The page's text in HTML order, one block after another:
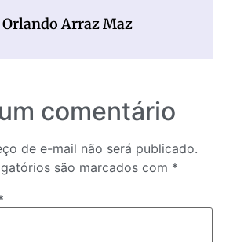
Orlando Arraz Maz
comentário
de e-mail não será publicado.
são marcados com *